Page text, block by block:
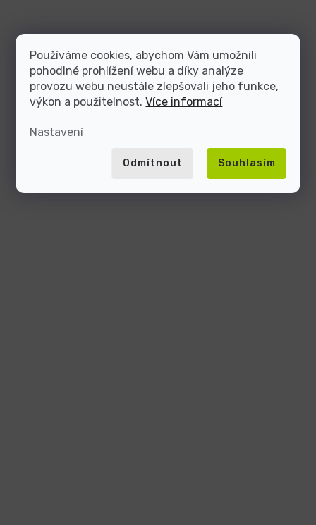
Používáme cookies, abychom Vám umožnili
pohodlné prohlížení webu a díky analýze
provozu webu neustále zlepšovali jeho funkce,
výkon a použitelnost.Více informací
Nastavení
Odmítnout Souhlasím